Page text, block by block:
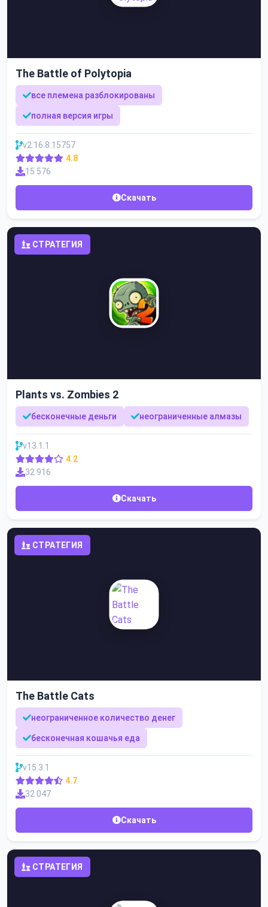
The Battle of Polytopia
все племена разблокированы
полная версия игры
v2.16.8.15757
4.8
15 576
Скачать
СТРАТЕГИЯ
Plants vs. Zombies 2
бесконечные деньги неограниченные алмазы
v13.1.1
4.2
32 916
Скачать
СТРАТЕГИЯ
The Battle Cats
неограниченное количество денег
бесконечная кошачья еда
v15.3.1
4.7
32 047
Скачать
СТРАТЕГИЯ